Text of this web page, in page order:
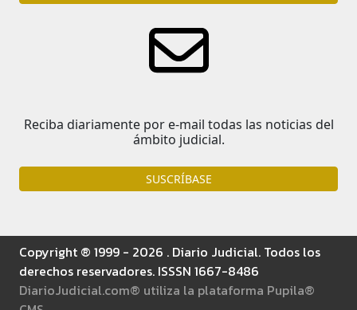
Reciba diariamente por e-mail todas las noticias del
ámbito judicial.
SUSCRÍBASE
Copyright ® 1999 - 2026 . Diario Judicial. Todos los
derechos reservadores. ISSSN 1667-8486
DiarioJudicial.com® utiliza la plataforma Pupila®